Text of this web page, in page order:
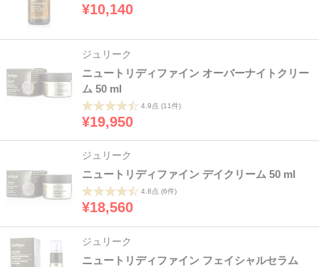
¥10,140
ジュリーク
ニュートリディファイン オーバーナイトクリー
ム 50 ml
4.9点 (11件)
¥19,950
ジュリーク
ニュートリディファイン デイクリーム 50 ml
4.8点 (6件)
¥18,560
ジュリーク
ニュートリディファイン フェイシャルセラム